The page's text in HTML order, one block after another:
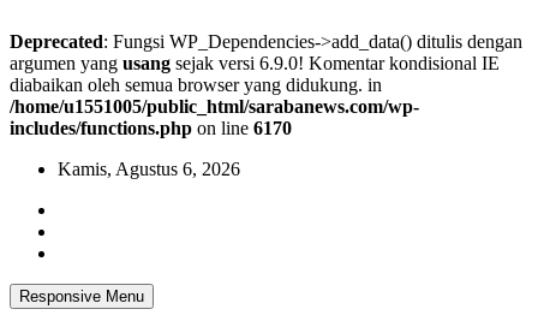
Deprecated: Fungsi WP_Dependencies->add_data() ditulis dengan
argumen yang usang sejak versi 6.9.0! Komentar kondisional IE
diabaikan oleh semua browser yang didukung. in
/home/u1551005/public_html/sarabanews.com/wp-
includes/functions.php on line 6170
Skip
content
Kamis, Agustus 6, 2026
Responsive Menu